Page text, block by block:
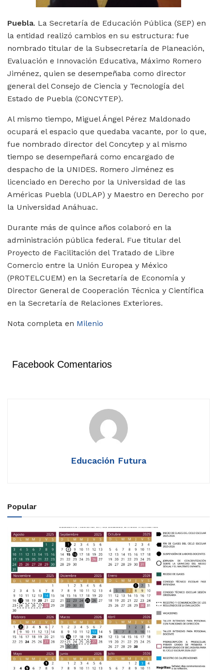
Puebla. La Secretaría de Educación Pública (SEP) en
la entidad realizó cambios en su estructura: fue
nombrado titular de la Subsecretaría de Planeación,
Evaluación e Innovación Educativa, Máximo Romero
Jiménez, quien se desempeñaba como director
general del Consejo de Ciencia y Tecnología del
Estado de Puebla (CONCYTEP).
Al mismo tiempo, Miguel Ángel Pérez Maldonado
ocupará el espacio que quedaba vacante, por lo que,
fue nombrado director del Concytep y al mismo
tiempo se desempeñará como encargado de
despacho de la UNIDES. Romero Jiménez es
licenciado en Derecho por la Universidad de las
Américas Puebla (UDLAP) y Maestro en Derecho por
la Universidad Anáhuac.
Durante más de quince años colaboró en la
administración pública federal. Fue titular del
Proyecto de Facilitación del Tratado de Libre
Comercio entre la Unión Europea y México
(PROTELCUEM) en la Secretaría de Economía y
Director General de Cooperación Técnica y Científica
en la Secretaría de Relaciones Exteriores.
Nota completa en Milenio
Facebook Comentarios
Educación Futura
Popular